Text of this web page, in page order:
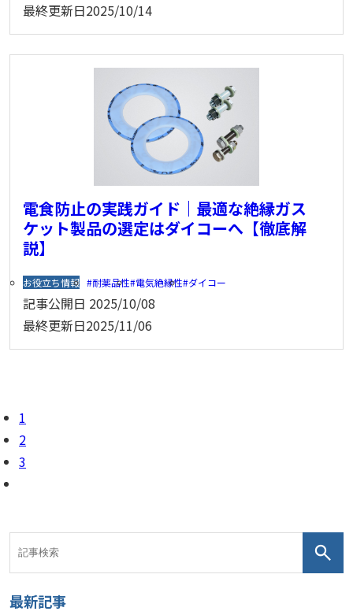
最終更新日2025/10/14
電食防止の実践ガイド｜最適な絶縁ガス
ケット製品の選定はダイコーへ【徹底解
説】
お役立ち情報 耐薬品性 電気絶縁性 ダイコー
記事公開日 2025/10/08
最終更新日2025/11/06
1
2
3
最新記事